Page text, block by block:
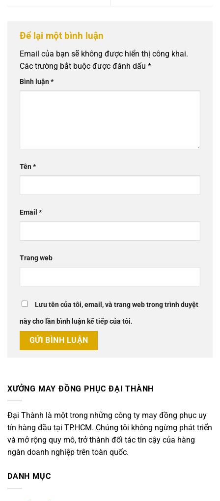
Để lại một bình luận
Email của bạn sẽ không được hiển thị công khai.
Các trường bắt buộc được đánh dấu *
Bình luận*
Tên*
Email *
Trang web
Lưu tên của tôi, email, và trang web trong trình duyệt
này cho lần bình luận kế tiếp của tôi.
XƯỞNG MAY ĐỒNG PHỤC ĐẠI THÀNH
Đại Thành là một trong những công ty may đồng phục uy
tín hàng đầu tại TP.HCM. Chúng tôi không ngừng phát triển
và mở rộng quy mô, trở thành đối tác tin cậy của hàng
ngàn doanh nghiệp trên toàn quốc.
DANH MỤC